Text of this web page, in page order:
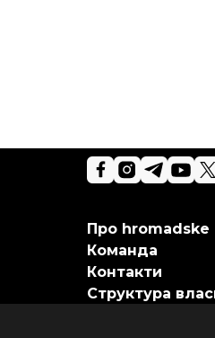
Про hromadske
Команда
Контакти
Структура